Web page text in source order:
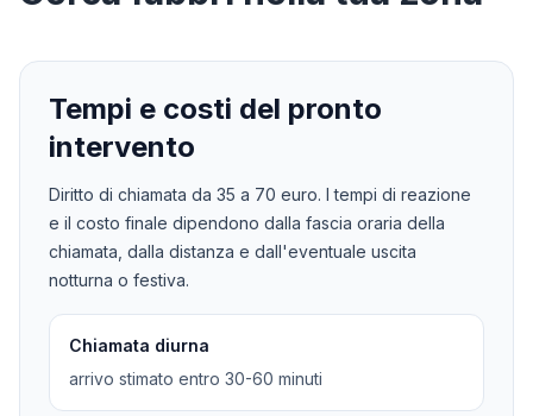
Tempi e costi del pronto
intervento
Diritto di chiamata da 35 a 70 euro. I tempi di reazione
e il costo finale dipendono dalla fascia oraria della
chiamata, dalla distanza e dall'eventuale uscita
notturna o festiva.
Chiamata diurna
arrivo stimato entro 30-60 minuti